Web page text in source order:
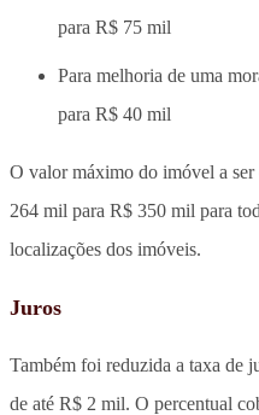
para R$ 75 mil
Para melhoria de uma
para R$ 40 mil
O valor máximo do imóvel a
264 mil para R$ 350 mil para
localizações dos imóveis.
Juros
Também foi reduzida a taxa de
de até R$ 2 mil. O percentual